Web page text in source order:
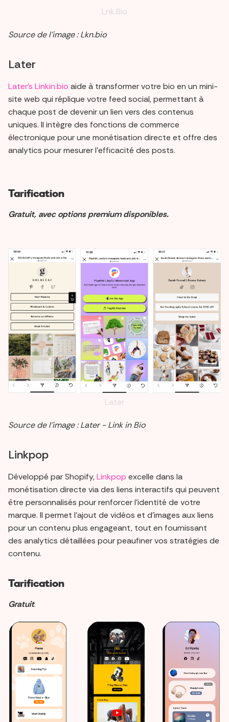
Lnk.Bio
Source de l’image : Lkn.bio
Later
Later's Linkin.bio aide à transformer votre bio en un mini-
site web qui réplique votre feed social, permettant à
chaque post de devenir un lien vers des contenus
uniques. Il intègre des fonctions de commerce
électronique pour une monétisation directe et offre des
analytics pour mesurer l'efficacité des posts.
Tarification
Gratuit, avec options premium disponibles.
Later
Source de l’image : Later - Link in Bio
Linkpop
Développé par Shopify,Linkpop excelle dans la
monétisation directe via des liens interactifs qui peuvent
être personnalisés pour renforcer l'identité de votre
marque. Il permet l'ajout de vidéos et d'images aux liens
pour un contenu plus engageant, tout en fournissant
des analytics détaillées pour peaufiner vos stratégies de
contenu.
Tarification
Gratuit.